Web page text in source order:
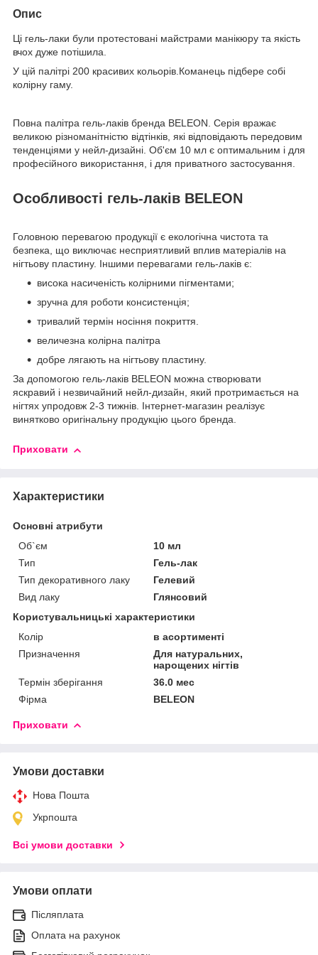
Опис
Ці гель-лаки були протестовані майстрами манікюру та якість
вчох дуже потішила.
У цій палітрі 200 красивих кольорів.Команець підбере собі
колірну гаму.
Повна палітра гель-лаків бренда BELEON. Серія вражає
великою різноманітністю відтінків, які відповідають передовим
тенденціями у нейл-дизайні. Об'єм 10 мл є оптимальним і для
професійного використання, і для приватного застосування.
Особливості гель-лаків BELEON
Головною перевагою продукції є екологічна чистота та
безпека, що виключає несприятливий вплив матеріалів на
нігтьову пластину. Іншими перевагами гель-лаків є:
висока насиченість колірними пігментами;
зручна для роботи консистенція;
тривалий термін носіння покриття.
величезна колірна палітра
добре лягають на нігтьову пластину.
За допомогою гель-лаків BELEON можна створювати
яскравий і незвичайний нейл-дизайн, який протримається на
нігтях упродовж 2-3 тижнів. Інтернет-магазин реалізує
винятково оригінальну продукцію цього бренда.
Приховати
Характеристики
Основні атрибути
Об`єм
10 мл
Тип
Гель-лак
Тип декоративного лаку
Гелевий
Вид лаку
Глянсовий
Користувальницькі характеристики
Колір
в асортименті
Призначення
Для натуральних,
нарощених нігтів
Термін зберігання
36.0 мес
Фірма
BELEON
Приховати
Умови доставки
Нова Пошта
Укрпошта
Всі умови доставки
Умови оплати
Післяплата
Оплата на рахунок